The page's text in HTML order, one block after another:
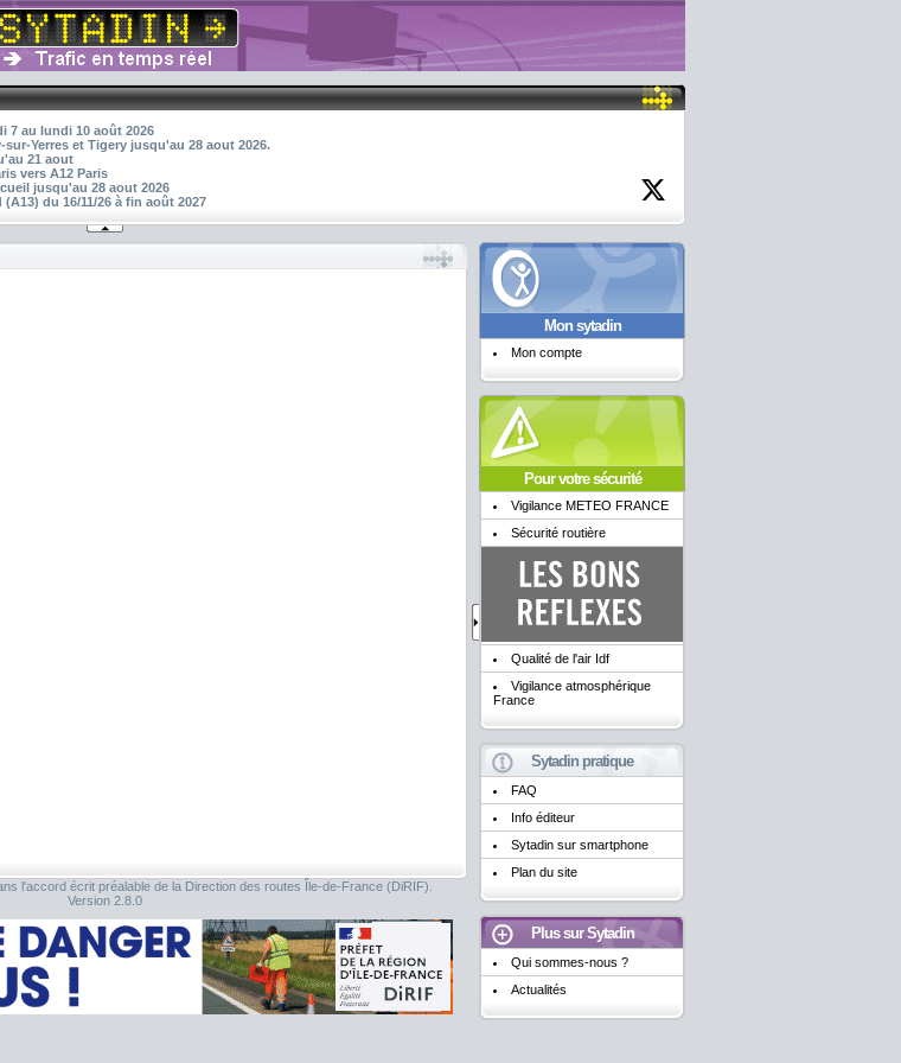
7 au lundi 10 août 2026
Yerres et Tigery jusqu'au 28 aout 2026.
21 aout
vers A12 Paris
jusqu'au 28 aout 2026
du 16/11/26 à fin août 2027
Mon sytadin
Mon compte
Pour votre sécurité
Vigilance METEO FRANCE
Sécurité routière
Qualité de l'air Idf
Vigilance atmosphérique
France
Sytadin pratique
FAQ
Info éditeur
Sytadin sur smartphone
Plan du site
Plus sur Sytadin
Qui sommes-nous ?
Actualités
l'accord écrit préalable de la Direction des routes Île-de-France (DiRIF).
Version 2.8.0